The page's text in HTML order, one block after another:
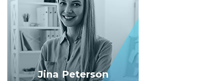
Jina Peterson